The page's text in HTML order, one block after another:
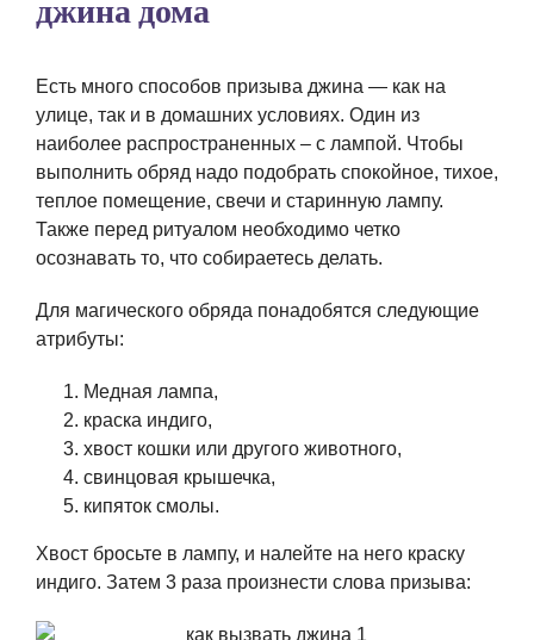
джина дома
Есть много способов призыва джина — как на
улице, так и в домашних условиях. Один из
наиболее распространенных – с лампой. Чтобы
выполнить обряд надо подобрать спокойное, тихое,
теплое помещение, свечи и старинную лампу.
Также перед ритуалом необходимо четко
осознавать то, что собираетесь делать.
Для магического обряда понадобятся следующие
атрибуты:
Медная лампа,
краска индиго,
хвост кошки или другого животного,
свинцовая крышечка,
кипяток смолы.
Хвост бросьте в лампу, и налейте на него краску
индиго. Затем 3 раза произнести слова призыва: